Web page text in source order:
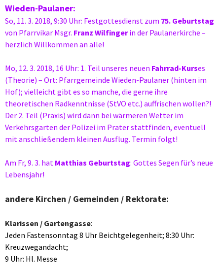
Wieden-Paulaner:
So, 11. 3. 2018, 9:30 Uhr: Festgottesdienst zum 75. Geburtstag
von Pfarrvikar Msgr. Franz Wilfingerin der Paulanerkirche –
herzlich Willkommen an alle!
Mo, 12. 3. 2018, 16 Uhr: 1. Teil unseres neuen Fahrrad-Kurses
(Theorie) – Ort: Pfarrgemeinde Wieden-Paulaner (hinten im
Hof); vielleicht gibt es so manche, die gerne ihre
theoretischen Radkenntnisse (StVO etc.) auffrischen wollen?!
Der 2. Teil (Praxis) wird dann bei wärmeren Wetter im
Verkehrsgarten der Polizei im Prater stattfinden, eventuell
mit anschließendem kleinen Ausflug. Termin folgt!
Am Fr, 9. 3. hat Matthias Geburtstag: Gottes Segen für’s neue
Lebensjahr!
andere Kirchen / Gemeinden / Rektorate:
Klarissen / Gartengasse:
Jeden Fastensonntag 8 Uhr Beichtgelegenheit; 8:30 Uhr:
Kreuzwegandacht;
9 Uhr: Hl. Messe